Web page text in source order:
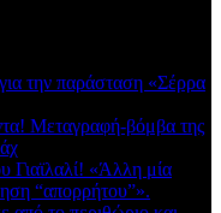
την παράσταση «Σέρρα
Μεταγραφή-βόμβα της
Γιαϊλαλί! «Άλλη μία
“απορρήτου”».